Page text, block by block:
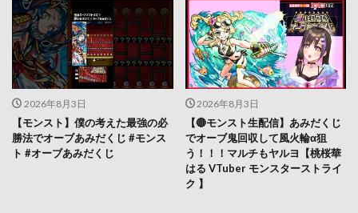
2026年8月3日
【モンスト】僕の考えた最強の必
勝法でオーブあみだくじ #モンス
ト #オーブあみだくじ
2026年8月3日
【🔴モンスト生配信】あみだくじ
でオーブ鬼回収して風火輪α狙
う！！！マルチもヤルヨ【桃桜華
はる VTuber モンスターストライ
ク 】